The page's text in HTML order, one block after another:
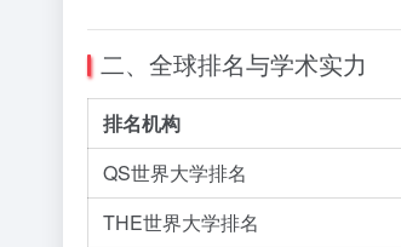
二、全球排名与学术实力
排名机构
QS世界大学排名
THE世界大学排名